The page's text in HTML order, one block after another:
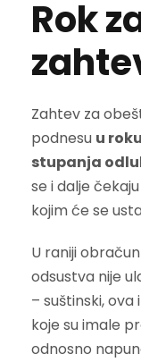
Rok
Zahtev za
podnesu u
stupanja
se i dalje
kojim će se
U raniji
odsustva nije
– suštinski, ova
koje su imale
odnosno